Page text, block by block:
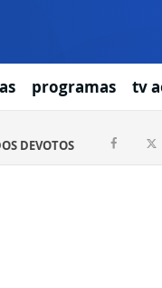
programas tv
DEVOTOS